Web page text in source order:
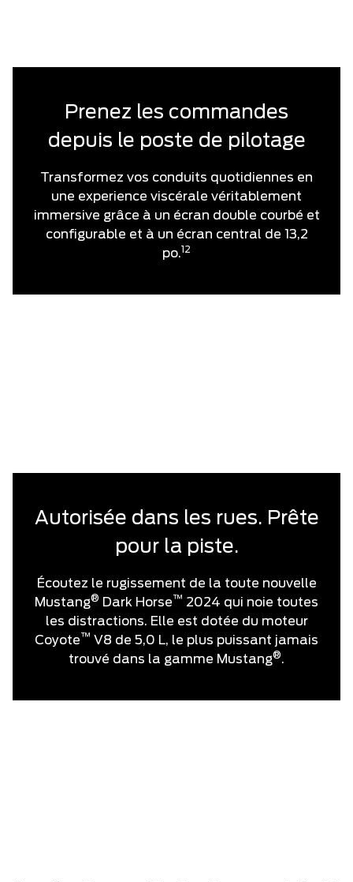
Prenez les commandes
depuis le poste de pilotage
Transformez vos conduits quotidiennes en
une experience viscérale véritablement
immersive grâce à un écran double courbé et
configurable et à un écran central de 13,2
po.12
Autorisée dans les rues. Prête
pour la piste.
Écoutez le rugissement de la toute nouvelle
Mustang® Dark Horse™ 2024 qui noie toutes
les distractions. Elle est dotée du moteur
Coyote™ V8 de 5,0 L, le plus puissant jamais
trouvé dans la gamme Mustang®.